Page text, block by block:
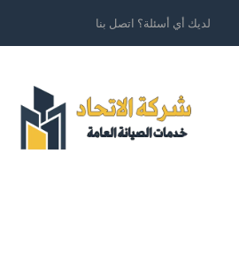
لديك أي أسئلة؟ اتصل بنا